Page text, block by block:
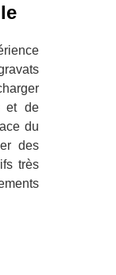
et de
du
des
très